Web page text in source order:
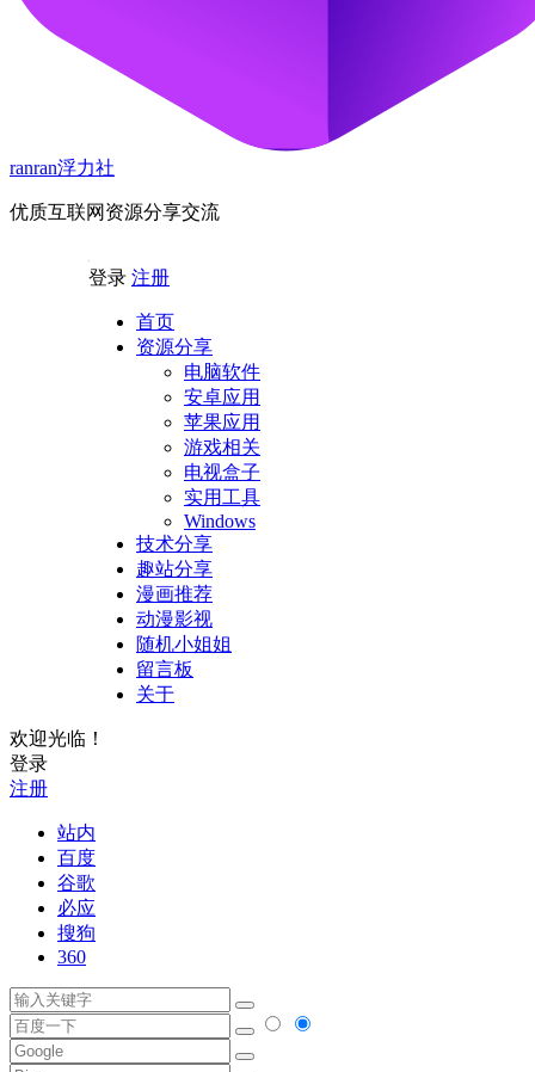
ranran浮力社
优质互联网资源分享交流
登录 注册
首页
资源分享
电脑软件
安卓应用
苹果应用
游戏相关
电视盒子
实用工具
Windows
技术分享
趣站分享
漫画推荐
动漫影视
随机小姐姐
留言板
关于
欢迎光临！
登录
注册
站内
百度
谷歌
必应
搜狗
360